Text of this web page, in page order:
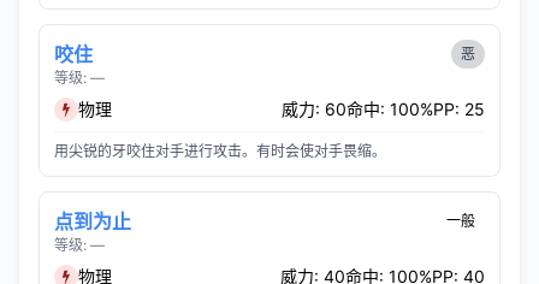
咬住
等级: —
恶
物理 威力: 60命中: 100%PP: 25
用尖锐的牙咬住对手进行攻击。有时会使对手畏缩。
点到为止
等级: —
一般
物理 威力: 40命中: 100%PP: 40